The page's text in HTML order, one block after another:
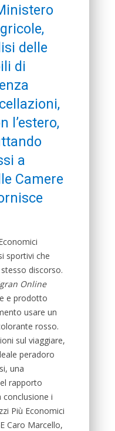
delle
di
l’estero,
a
Camere
sportivi che
discorso.
Online
e prodotto
usare un
rosso.
sul viaggiare,
peradoro
una
rapporto
conclusione i
Più Economici
Caro Marcello,